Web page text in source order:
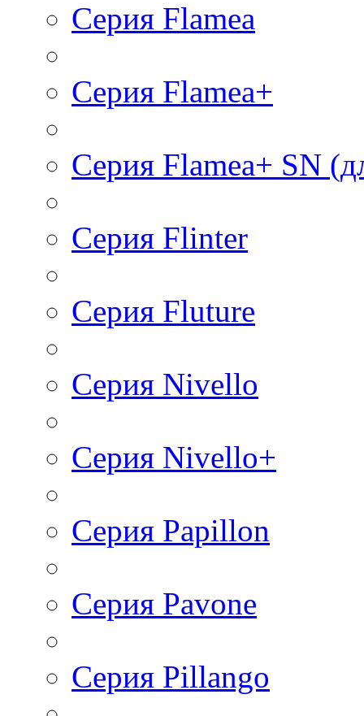
Серия Flamea
Серия Flamea+
Серия Flamea+ SN
Серия Flinter
Серия Fluture
Серия Nivello
Серия Nivello+
Серия Papillon
Серия Pavone
Серия Pillango